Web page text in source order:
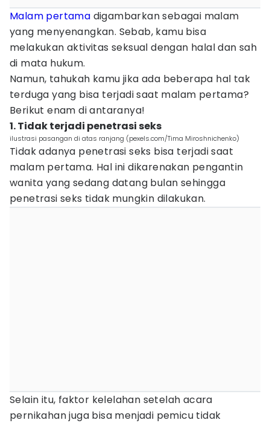
Malam pertama digambarkan sebagai malam
yang menyenangkan. Sebab, kamu bisa
melakukan aktivitas seksual dengan halal dan sah
di mata hukum.
Namun, tahukah kamu jika ada beberapa hal tak
terduga yang bisa terjadi saat malam pertama?
Berikut enam di antaranya!
1. Tidak terjadi penetrasi seks
ilustrasi pasangan di atas ranjang (pexels.com/Tima Miroshnichenko)
Tidak adanya penetrasi seks bisa terjadi saat
malam pertama. Hal ini dikarenakan pengantin
wanita yang sedang datang bulan sehingga
penetrasi seks tidak mungkin dilakukan.
Selain itu, faktor kelelahan setelah acara
pernikahan juga bisa menjadi pemicu tidak